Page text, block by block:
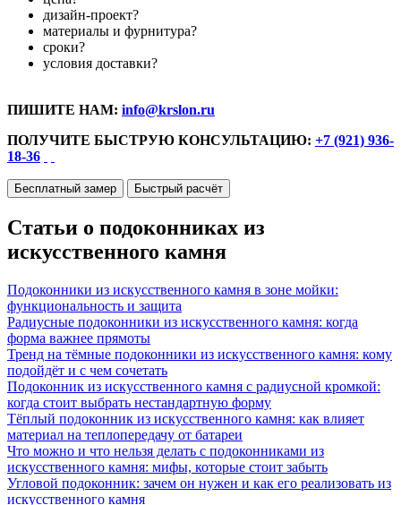
дизайн-проект?
материалы и фурнитура?
сроки?
условия доставки?
ПИШИТЕ НАМ: info@krslon.ru
ПОЛУЧИТЕ БЫСТРУЮ КОНСУЛЬТАЦИЮ: +7 (921) 936-
18-36
Бесплатный замер Быстрый расчёт
Статьи о подоконниках из
искусственного камня
Подоконники из искусственного камня в зоне мойки:
функциональность и защита
Радиусные подоконники из искусственного камня: когда
форма важнее прямоты
Тренд на тёмные подоконники из искусственного камня: кому
подойдёт и с чем сочетать
Подоконник из искусственного камня с радиусной кромкой:
когда стоит выбрать нестандартную форму
Тёплый подоконник из искусственного камня: как влияет
материал на теплопередачу от батареи
Что можно и что нельзя делать с подоконниками из
искусственного камня: мифы, которые стоит забыть
Угловой подоконник: зачем он нужен и как его реализовать из
искусственного камня